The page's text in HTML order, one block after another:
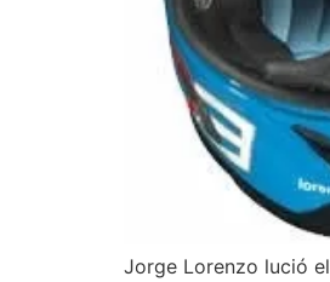
Jorge Lorenzo lució el